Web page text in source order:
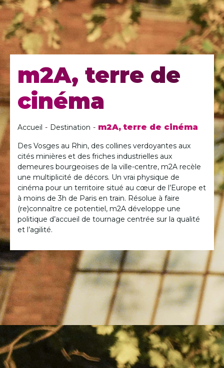
m2A, terre de
cinéma
Accueil - Destination - m2A, terre de cinéma
Des Vosges au Rhin, des collines verdoyantes aux
cités minières et des friches industrielles aux
demeures bourgeoises de la ville-centre, m2A recèle
une multiplicité de décors. Un vrai physique de
cinéma pour un territoire situé au cœur de l’Europe et
à moins de 3h de Paris en train. Résolue à faire
(re)connaître ce potentiel, m2A développe une
politique d’accueil de tournage centrée sur la qualité
et l’agilité.